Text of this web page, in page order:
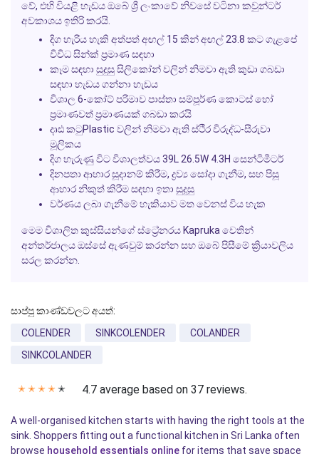
වේ, එහි වියළි හැඩය ඔබේ ශ්‍රී ලංකාවේ නිවසේ වටිනා කවුන්ටර්
අවකාශය ඉතිරි කරයි.
දිග හැරිය හැකි අත්පත් අඟල් 15 කින් අඟල් 23.8 කට ගැළපේ
විවිධ සින්ක් ප්‍රමාණ සඳහා
කෑම සඳහා සුදුසු සිලිකෝන් වලින් නිමවා ඇති කුඩා ගබඩා
සඳහා හැඩය ගන්නා හැඩය
විශාල 6-කෝට් පරිමාව පාස්තා සම්පූර්ණ කොටස් හෝ
ප්‍රමාණවත් ප්‍රමාණයක් ගබඩා කරයි
දෘඪ කටුPlastic වලින් නිමවා ඇති ස්ථිර විරුද්ධ-සීරුවා
මූලිකය
දිග හැරුණු විට විශාලත්වය 39L 26.5W 4.3H සෙන්ටිමීටර්
දිනපතා ආහාර සූදානම් කිරීම, ද්‍රව්‍ය සෝදා ගැනීම, සහ පිසූ
ආහාර නිකුත් කිරීම සඳහා ඉතා සුදුසු
වර්ණය ලබා ගැනීමේ හැකියාව මත වෙනස් විය හැක
මෙම විශාලිත කුස්සියන්ගේ ස්ට්‍රේනරය Kapruka වෙතින්
අන්තර්ජාලය ඔස්සේ ඇණවුම් කරන්න සහ ඔබේ පිසීමේ ක්‍රියාවලිය
සරල කරන්න.
සාප්පු කාණ්ඩවලට අයත්:
COLENDER
SINKCOLENDER
COLANDER
SINKCOLANDER
✭ ✭ ✭ ✭ ✭ 4.7 average based on 37 reviews.
A well-organised kitchen starts with having the right tools at the
sink. Shoppers fitting out a functional kitchen in Sri Lanka often
browse household essentials online for items that save space